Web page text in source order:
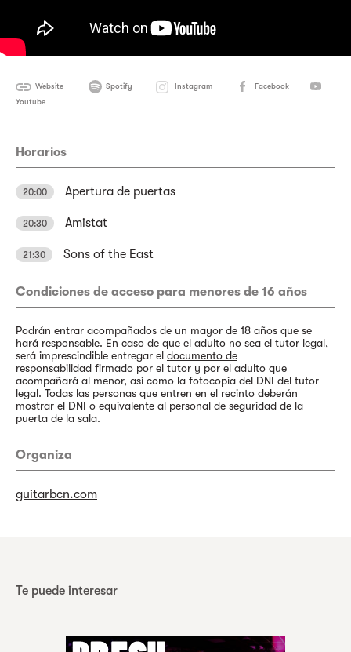
Website Spotify Instagram
Facebook
Youtube
Horarios
20:00 Apertura de puertas
20:30 Amistat
21:30 Sons of the East
Condiciones de acceso para menores de 16 años
Podrán entrar acompañados de un mayor de 18 años que se
hará responsable. En caso de que el adulto no sea el tutor legal,
será imprescindible entregar el documento de
responsabilidad firmado por el tutor y por el adulto que
acompañará al menor, así como la fotocopia del DNI del tutor
legal. Todas las personas que entren en el recinto deberán
mostrar el DNI o equivalente al personal de seguridad de la
puerta de la sala.
Organiza
guitarbcn.com
Te puede interesar